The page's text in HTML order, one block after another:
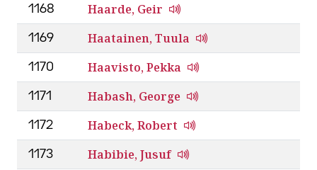
1168 Haarde, Geir
1169 Haatainen, Tuula
1170 Haavisto, Pekka
1171 Habash, George
1172 Habeck, Robert
1173 Habibie, Jusuf